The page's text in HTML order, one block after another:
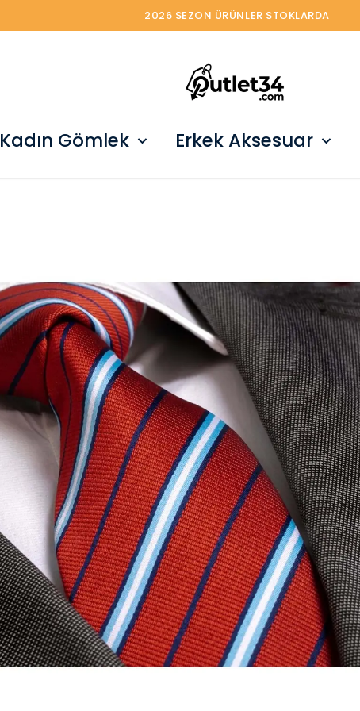
2026 SEZON ÜRÜNLER STOKLARDA
Kadın Gömlek Erkek Aksesuar